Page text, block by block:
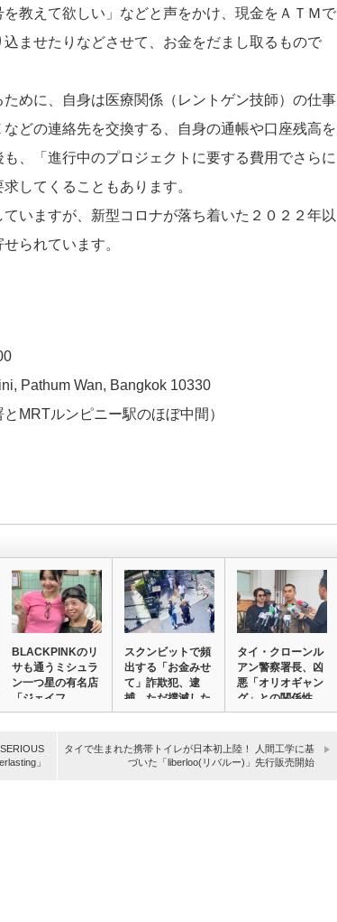
教えて欲しい」などと声をかけ、現金をＡＴＭで
ま せたりなどさせて、お金をだまし取るもので
めに、自身は医療関係（レン トゲン技師）の仕事
などの連絡先を交換する、自身の通帳や口座残高を
、「進行中のプロジェクトに要する費用でさらに
してくることもあります。
いますが、新型コロナが落ち着いた２０２２年以
せられてい ます。
Pathum Wan, Bangkok 10330
とMRTルンピニー駅のほぼ中 間）
BLACKPINKのリ
サも通うミシュラ
ン一つ星の有名店
「ジェイフ…
スクンビットで頻
出する「お金みせ
て」詐欺犯、逮
捕。ただ撲滅した
わ…
タイ・クローンル
アン警察署長、凶
悪「オリオギャン
グ」との関係性
を…
」
タイで生まれた携帯トイレが日本初上陸！ 人間工学に基
づいた「liberloo(リバルー)」先行販売開始